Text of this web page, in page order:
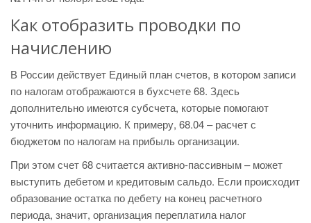
Как отобразить проводки по
начислению
В России действует Единый план счетов, в котором записи
по налогам отображаются в бухсчете 68. Здесь
дополнительно имеются субсчета, которые помогают
уточнить информацию. К примеру, 68.04 – расчет с
бюджетом по налогам на прибыль организации.
При этом счет 68 считается активно-пассивным – может
выступить дебетом и кредитовым сальдо. Если происходит
образование остатка по дебету на конец расчетного
периода, значит, организация переплатила налог